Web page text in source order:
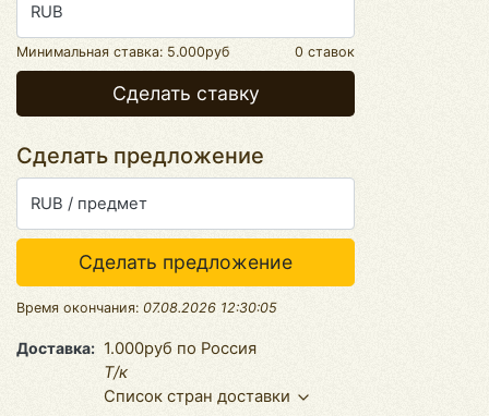
RUB
Минимальная ставка: 5.000руб 0 ставок
Сделать ставку
Сделать предложение
RUB / предмет
Сделать предложение
Время окончания: 07.08.2026 12:30:05
Доставка
1.000руб по Россия
Т/к
Список стран доставки